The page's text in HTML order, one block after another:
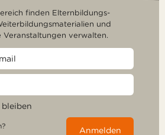
finden Elternbildungs-
und
Veranstaltungen verwalten.
Anmelden